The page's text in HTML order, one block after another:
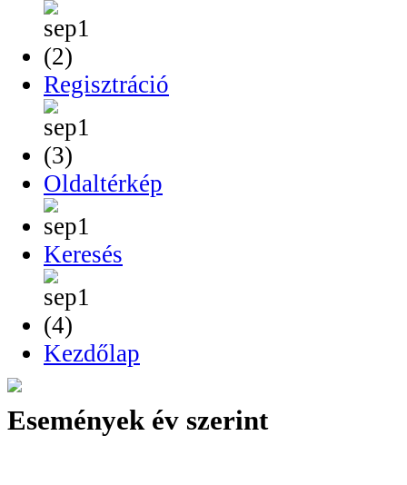
Regisztráció
Oldaltérkép
Keresés
Kezdőlap
Események év szerint